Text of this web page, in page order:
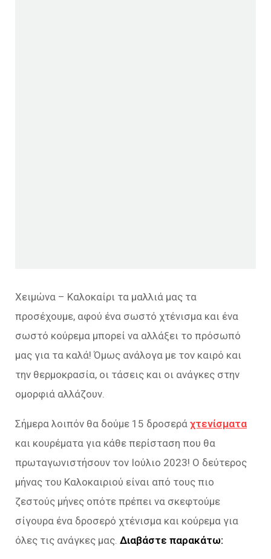
Χειμώνα – Καλοκαίρι τα μαλλιά μας τα
προσέχουμε, αφού ένα σωστό χτένισμα και ένα
σωστό κούρεμα μπορεί να αλλάξει το πρόσωπό
μας για τα καλά! Όμως ανάλογα με τον καιρό και
την θερμοκρασία, οι τάσεις και οι ανάγκες στην
ομορφιά αλλάζουν.
Σήμερα λοιπόν θα δούμε 15 δροσερά χτενίσματα
και κουρέματα για κάθε περίσταση που θα
πρωταγωνιστήσουν τον Ιούλιο 2023! Ο δεύτερος
μήνας του Καλοκαιριού είναι από τους πιο
ζεστούς μήνες οπότε πρέπει να σκεφτούμε
σίγουρα ένα δροσερό χτένισμα και κούρεμα για
όλες τις ανάγκες μας. Διαβάστε παρακάτω: